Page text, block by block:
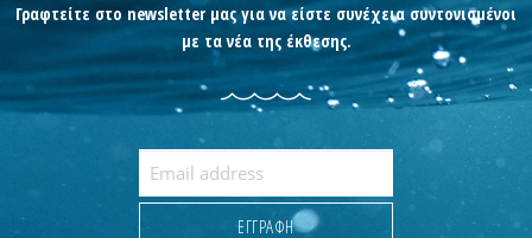
Γραφτείτε στο newsletter μας για να είστε συνέχεια συντονισμένοι
με τα νέα της έκθεσης.